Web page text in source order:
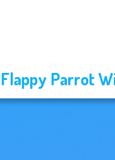
Flappy Parrot